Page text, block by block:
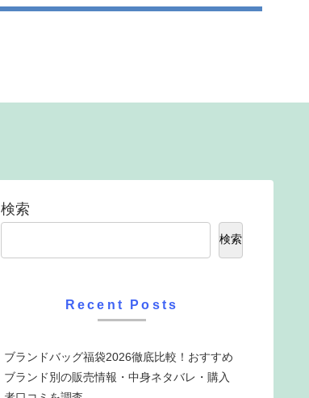
検索
検索
Recent Posts
ブランドバッグ福袋2026徹底比較！おすすめ
ブランド別の販売情報・中身ネタバレ・購入